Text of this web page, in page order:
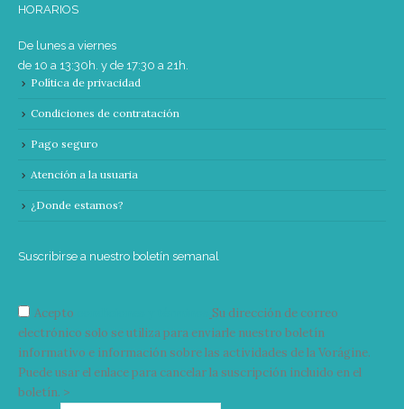
HORARIOS
De lunes a viernes
de 10 a 13:30h. y de 17:30 a 21h.
Política de privacidad
Condiciones de contratación
Pago seguro
Atención a la usuaria
¿Donde estamos?
Suscribirse a nuestro boletín semanal
Acepto
Su dirección de correo
electrónico solo se utiliza para enviarle nuestro boletín
informativo e información sobre las actividades de la Vorágine.
Puede usar el enlace para cancelar la suscripción incluido en el
boletín. >